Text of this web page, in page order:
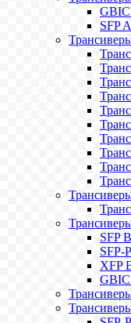
GBIC
SFP
SFP
SFP-
XFP
GBIC